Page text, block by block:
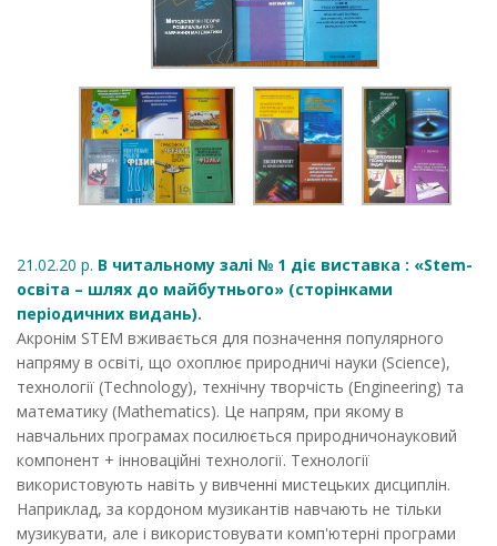
21.02.20 р. В читальному залі № 1 діє виставка : «Stem-
освіта – шлях до майбутнього» (сторінками
періодичних видань).
Акронім STEM вживається для позначення популярного
напряму в освіті, що охоплює природничі науки (Science),
технології (Technology), технічну творчість (Engineering) та
математику (Mathematics). Це напрям, при якому в
навчальних програмах посилюється природничонауковий
компонент + інноваційні технології. Технології
використовують навіть у вивченні мистецьких дисциплін.
Наприклад, за кордоном музикантів навчають не тільки
музикувати, але і використовувати комп'ютерні програми